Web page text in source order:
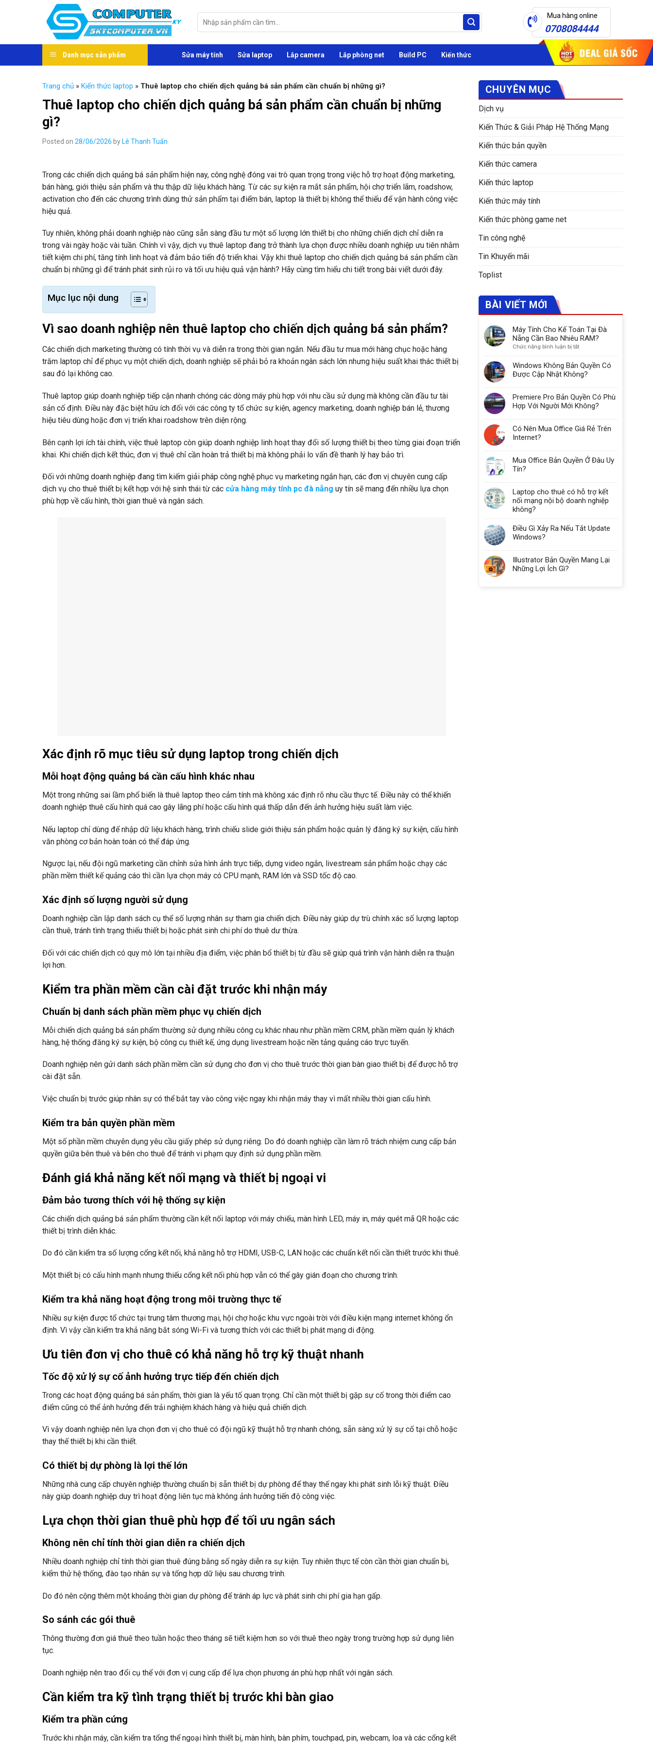
kiếm:
Mua hàng online
0708084444
Danh mục sản phẩm Sửa máy tính Sửa laptop Lắp camera Lắp phòng net Build PC Kiến thức
Trang chủ » Kiến thức laptop » Thuê laptop cho chiến dịch quảng bá sản phẩm cần chuẩn bị những gì?
Thuê laptop cho chiến dịch quảng bá sản phẩm cần chuẩn bị những
gì?
Posted on 28/06/2026 byLê Thanh Tuấn
Trong các chiến dịch quảng bá sản phẩm hiện nay, công nghệ đóng vai trò quan trọng trong việc hỗ trợ hoạt động marketing,
bán hàng, giới thiệu sản phẩm và thu thập dữ liệu khách hàng. Từ các sự kiện ra mắt sản phẩm, hội chợ triển lãm, roadshow,
activation cho đến các chương trình dùng thử sản phẩm tại điểm bán, laptop là thiết bị không thể thiếu để vận hành công việc
hiệu quả.
Tuy nhiên, không phải doanh nghiệp nào cũng sẵn sàng đầu tư một số lượng lớn thiết bị cho những chiến dịch chỉ diễn ra
trong vài ngày hoặc vài tuần. Chính vì vậy, dịch vụ thuê laptop đang trở thành lựa chọn được nhiều doanh nghiệp ưu tiên nhằm
tiết kiệm chi phí, tăng tính linh hoạt và đảm bảo tiến độ triển khai. Vậy khi thuê laptop cho chiến dịch quảng bá sản phẩm cần
chuẩn bị những gì để tránh phát sinh rủi ro và tối ưu hiệu quả vận hành? Hãy cùng tìm hiểu chi tiết trong bài viết dưới đây.
Mục lục nội dung
Vì sao doanh nghiệp nên thuê laptop cho chiến dịch quảng bá sản phẩm?
Các chiến dịch marketing thường có tính thời vụ và diễn ra trong thời gian ngắn. Nếu đầu tư mua mới hàng chục hoặc hàng
trăm laptop chỉ để phục vụ một chiến dịch, doanh nghiệp sẽ phải bỏ ra khoản ngân sách lớn nhưng hiệu suất khai thác thiết bị
sau đó lại không cao.
Thuê laptop giúp doanh nghiệp tiếp cận nhanh chóng các dòng máy phù hợp với nhu cầu sử dụng mà không cần đầu tư tài
sản cố định. Điều này đặc biệt hữu ích đối với các công ty tổ chức sự kiện, agency marketing, doanh nghiệp bán lẻ, thương
hiệu tiêu dùng hoặc đơn vị triển khai roadshow trên diện rộng.
Bên cạnh lợi ích tài chính, việc thuê laptop còn giúp doanh nghiệp linh hoạt thay đổi số lượng thiết bị theo từng giai đoạn triển
khai. Khi chiến dịch kết thúc, đơn vị thuê chỉ cần hoàn trả thiết bị mà không phải lo vấn đề thanh lý hay bảo trì.
Đối với những doanh nghiệp đang tìm kiếm giải pháp công nghệ phục vụ marketing ngắn hạn, các đơn vị chuyên cung cấp
dịch vụ cho thuê thiết bị kết hợp với hệ sinh thái từ các cửa hàng máy tính pc đà nẵng uy tín sẽ mang đến nhiều lựa chọn
phù hợp về cấu hình, thời gian thuê và ngân sách.
Xác định rõ mục tiêu sử dụng laptop trong chiến dịch
Mỗi hoạt động quảng bá cần cấu hình khác nhau
Một trong những sai lầm phổ biến là thuê laptop theo cảm tính mà không xác định rõ nhu cầu thực tế. Điều này có thể khiến
doanh nghiệp thuê cấu hình quá cao gây lãng phí hoặc cấu hình quá thấp dẫn đến ảnh hưởng hiệu suất làm việc.
Nếu laptop chỉ dùng để nhập dữ liệu khách hàng, trình chiếu slide giới thiệu sản phẩm hoặc quản lý đăng ký sự kiện, cấu hình
văn phòng cơ bản hoàn toàn có thể đáp ứng.
Ngược lại, nếu đội ngũ marketing cần chỉnh sửa hình ảnh trực tiếp, dựng video ngắn, livestream sản phẩm hoặc chạy các
phần mềm thiết kế quảng cáo thì cần lựa chọn máy có CPU mạnh, RAM lớn và SSD tốc độ cao.
Xác định số lượng người sử dụng
Doanh nghiệp cần lập danh sách cụ thể số lượng nhân sự tham gia chiến dịch. Điều này giúp dự trù chính xác số lượng laptop
cần thuê, tránh tình trạng thiếu thiết bị hoặc phát sinh chi phí do thuê dư thừa.
Đối với các chiến dịch có quy mô lớn tại nhiều địa điểm, việc phân bổ thiết bị từ đầu sẽ giúp quá trình vận hành diễn ra thuận
lợi hơn.
Kiểm tra phần mềm cần cài đặt trước khi nhận máy
Chuẩn bị danh sách phần mềm phục vụ chiến dịch
Mỗi chiến dịch quảng bá sản phẩm thường sử dụng nhiều công cụ khác nhau như phần mềm CRM, phần mềm quản lý khách
hàng, hệ thống đăng ký sự kiện, bộ công cụ thiết kế, ứng dụng livestream hoặc nền tảng quảng cáo trực tuyến.
Doanh nghiệp nên gửi danh sách phần mềm cần sử dụng cho đơn vị cho thuê trước thời gian bàn giao thiết bị để được hỗ trợ
cài đặt sẵn.
Việc chuẩn bị trước giúp nhân sự có thể bắt tay vào công việc ngay khi nhận máy thay vì mất nhiều thời gian cấu hình.
Kiểm tra bản quyền phần mềm
Một số phần mềm chuyên dụng yêu cầu giấy phép sử dụng riêng. Do đó doanh nghiệp cần làm rõ trách nhiệm cung cấp bản
quyền giữa bên thuê và bên cho thuê để tránh vi phạm quy định sử dụng phần mềm.
Đánh giá khả năng kết nối mạng và thiết bị ngoại vi
Đảm bảo tương thích với hệ thống sự kiện
Các chiến dịch quảng bá sản phẩm thường cần kết nối laptop với máy chiếu, màn hình LED, máy in, máy quét mã QR hoặc các
thiết bị trình diễn khác.
Do đó cần kiểm tra số lượng cổng kết nối, khả năng hỗ trợ HDMI, USB-C, LAN hoặc các chuẩn kết nối cần thiết trước khi thuê.
Một thiết bị có cấu hình mạnh nhưng thiếu cổng kết nối phù hợp vẫn có thể gây gián đoạn cho chương trình.
Kiểm tra khả năng hoạt động trong môi trường thực tế
Nhiều sự kiện được tổ chức tại trung tâm thương mại, hội chợ hoặc khu vực ngoài trời với điều kiện mạng internet không ổn
định. Vì vậy cần kiểm tra khả năng bắt sóng Wi-Fi và tương thích với các thiết bị phát mạng di động.
Ưu tiên đơn vị cho thuê có khả năng hỗ trợ kỹ thuật nhanh
Tốc độ xử lý sự cố ảnh hưởng trực tiếp đến chiến dịch
Trong các hoạt động quảng bá sản phẩm, thời gian là yếu tố quan trọng. Chỉ cần một thiết bị gặp sự cố trong thời điểm cao
điểm cũng có thể ảnh hưởng đến trải nghiệm khách hàng và hiệu quả chiến dịch.
Vì vậy doanh nghiệp nên lựa chọn đơn vị cho thuê có đội ngũ kỹ thuật hỗ trợ nhanh chóng, sẵn sàng xử lý sự cố tại chỗ hoặc
thay thế thiết bị khi cần thiết.
Có thiết bị dự phòng là lợi thế lớn
Những nhà cung cấp chuyên nghiệp thường chuẩn bị sẵn thiết bị dự phòng để thay thế ngay khi phát sinh lỗi kỹ thuật. Điều
này giúp doanh nghiệp duy trì hoạt động liên tục mà không ảnh hưởng tiến độ công việc.
Lựa chọn thời gian thuê phù hợp để tối ưu ngân sách
Không nên chỉ tính thời gian diễn ra chiến dịch
Nhiều doanh nghiệp chỉ tính thời gian thuê đúng bằng số ngày diễn ra sự kiện. Tuy nhiên thực tế còn cần thời gian chuẩn bị,
kiểm thử hệ thống, đào tạo nhân sự và tổng hợp dữ liệu sau chương trình.
Do đó nên cộng thêm một khoảng thời gian dự phòng để tránh áp lực và phát sinh chi phí gia hạn gấp.
So sánh các gói thuê
Thông thường đơn giá thuê theo tuần hoặc theo tháng sẽ tiết kiệm hơn so với thuê theo ngày trong trường hợp sử dụng liên
tục.
Doanh nghiệp nên trao đổi cụ thể với đơn vị cung cấp để lựa chọn phương án phù hợp nhất với ngân sách.
Cần kiểm tra kỹ tình trạng thiết bị trước khi bàn giao
Kiểm tra phần cứng
Trước khi nhận máy, cần kiểm tra tổng thể ngoại hình thiết bị, màn hình, bàn phím, touchpad, pin, webcam, loa và các cổng kết
CHUYÊN MỤC
Dịch vụ
Kiến Thức & Giải Pháp Hệ Thống Mạng
Kiến thức bản quyền
Kiến thức camera
Kiến thức laptop
Kiến thức máy tính
Kiến thức phòng game net
Tin công nghệ
Tin Khuyến mãi
Toplist
BÀI VIẾT MỚI
Máy Tính Cho Kế Toán Tại Đà
Nẵng Cần Bao Nhiêu RAM?
Chức năng bình luận bị tắtở
Tính
Cho
Kế
Tại
Đà
Bao
Windows Không Bản Quyền Có
Được Cập Nhật Không?
Premiere Pro Bản Quyền Có Phù
Hợp Với Người Mới Không?
Có Nên Mua Office Giá Rẻ Trên
Internet?
Mua Office Bản Quyền Ở Đâu Uy
Tín?
Laptop cho thuê có hỗ trợ kết
nối mạng nội bộ doanh nghiệp
không?
Điều Gì Xảy Ra Nếu Tắt Update
Windows?
Illustrator Bản Quyền Mang Lại
Những Lợi Ích Gì?